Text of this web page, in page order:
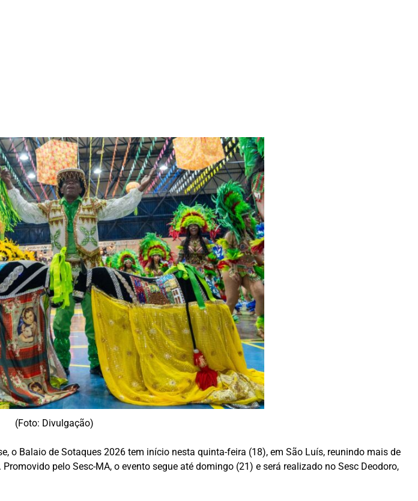
(Foto: Divulgação)
o Balaio de Sotaques 2026 tem início nesta quinta-feira (18), em São Luís, reunindo mais de
pelo Sesc-MA, o evento segue até domingo (21) e será realizado no Sesc Deodoro,